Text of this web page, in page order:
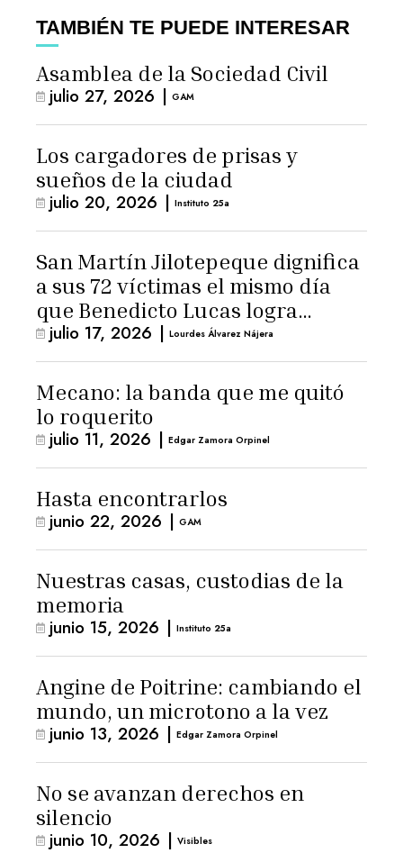
TAMBIÉN TE PUEDE INTERESAR
Asamblea de la Sociedad Civil
julio 27, 2026 | GAM
Los cargadores de prisas y
sueños de la ciudad
julio 20, 2026 | Instituto 25a
San Martín Jilotepeque dignifica
a sus 72 víctimas el mismo día
que Benedicto Lucas logra
arresto domiciliario
julio 17, 2026 | Lourdes Álvarez Nájera
Mecano: la banda que me quitó
lo roquerito
julio 11, 2026 | Edgar Zamora Orpinel
Hasta encontrarlos
junio 22, 2026 | GAM
Nuestras casas, custodias de la
memoria
junio 15, 2026 | Instituto 25a
Angine de Poitrine: cambiando el
mundo, un microtono a la vez
junio 13, 2026 | Edgar Zamora Orpinel
No se avanzan derechos en
silencio
junio 10, 2026 | Visibles